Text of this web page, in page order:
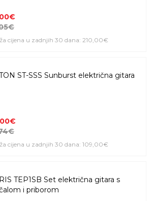
cijena u zadnjih 30 dana: 210,00€
ST-SSS Sunburst električna gitara
cijena u zadnjih 30 dana: 109,00€
TEP1SB Set električna gitara s
i priborom